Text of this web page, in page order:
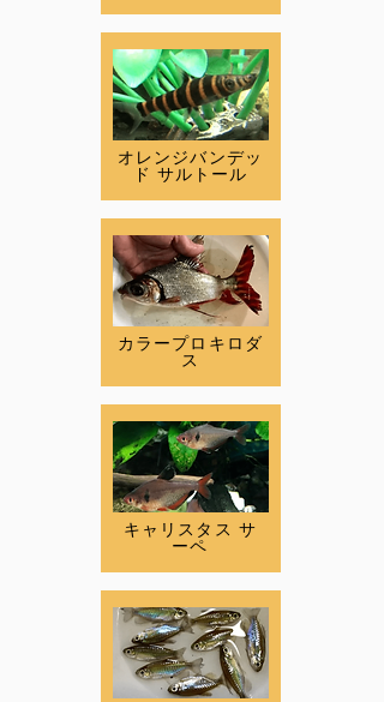
オレンジバンデッ
ド サルトール
カラープロキロダ
ス
キャリスタス サ
ーペ